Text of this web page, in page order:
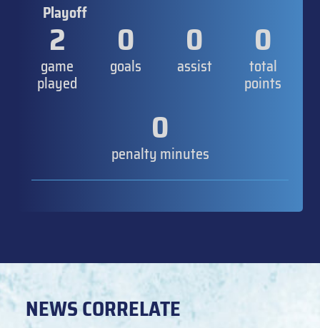
Playoff
2
game
played
0
goals
0
assist
0
total
points
0
penalty minutes
NEWS CORRELATE